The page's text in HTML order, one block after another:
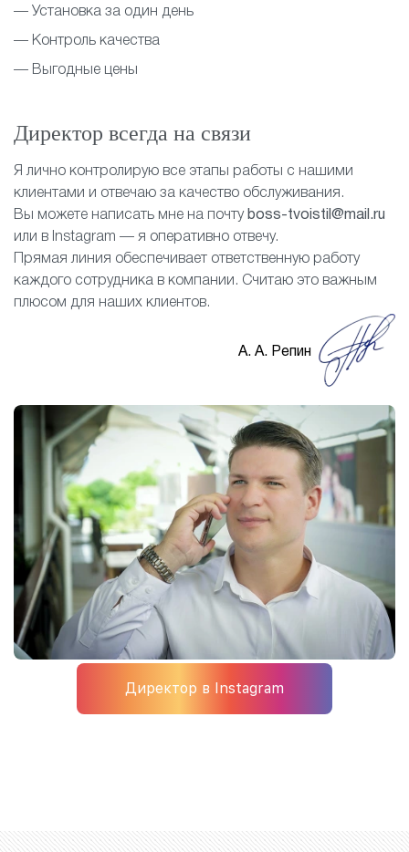
— Установка за один день
— Контроль качества
— Выгодные цены
Директор всегда на связи
Я лично контролирую все этапы работы с нашими
клиентами и отвечаю за качество обслуживания.
Вы можете написать мне на почту boss-tvoistil@mail.ru
или в Instagram — я оперативно отвечу.
Прямая линия обеспечивает ответственную работу
каждого сотрудника в компании. Считаю это важным
плюсом для наших клиентов.
А. А. Репин
Директор в Instagram